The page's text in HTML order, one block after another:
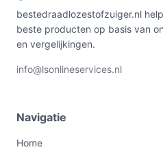
bestedraadlozestofzuiger.nl
beste producten op basis van
en vergelijkingen.
info@lsonlineservices.nl
Navigatie
Home